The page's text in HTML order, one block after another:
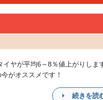
ヤが平均6～8％値上がりしま
がオススメです！
続きを読